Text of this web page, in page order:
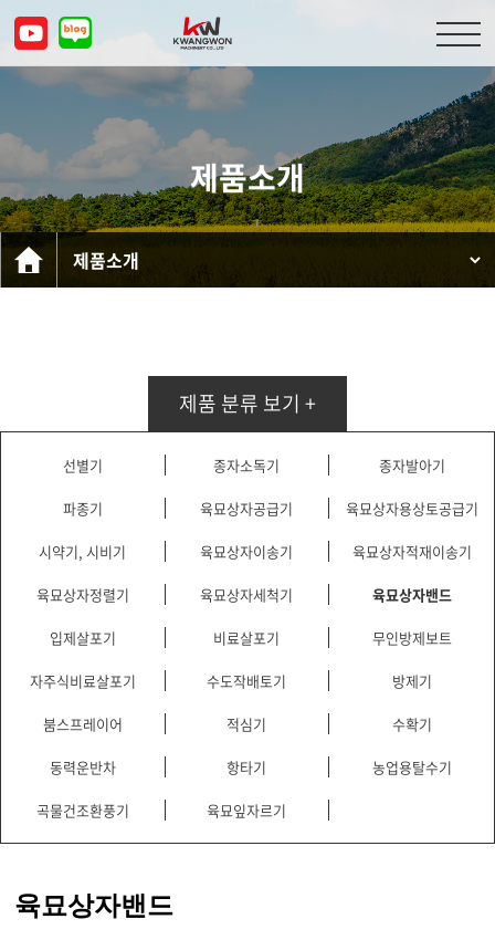
회사소개
제품소개
고객센터
문의하기
제품소개
제품 분류 보기 +
선별기 종자소독기 종자발아기
파종기 육묘상자공급기 육묘상자용상토공급기
시약기, 시비기 육묘상자이송기 육묘상자적재이송기
육묘상자정렬기 육묘상자세척기 육묘상자밴드
입제살포기 비료살포기 무인방제보트
자주식비료살포기 수도작배토기 방제기
붐스프레이어 적심기 수확기
동력운반차 항타기 농업용탈수기
곡물건조환풍기 육묘잎자르기
육묘상자밴드